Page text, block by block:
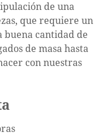
de una
que requiere un
buena cantidad de
de masa hasta
con nuestras